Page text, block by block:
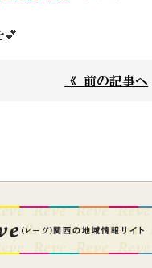
💕
« 前の記事へ